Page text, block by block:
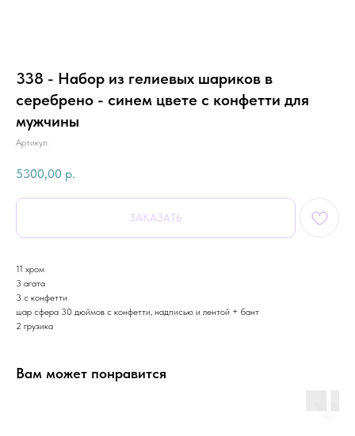
338 - Набор из гелиевых шариков в
серебрено - синем цвете с конфетти для
мужчины
Артикул:
5300,00 р.
ЗАКАЗАТЬ
11 хром
3 агата
3 с конфетти
шар сфера 30 дюймов с конфетти, надписью и лентой + бант
2 грузика
Вам может понравится